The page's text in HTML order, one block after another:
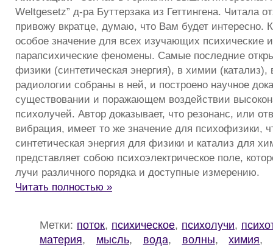
Wеltgеsеtz” д-ра Буттерзака из Геттингена. Читала
привожу вкратце, думаю, что Вам будет интересно.
особое значение для всех изучающих психические и
парапсихические феномены. Самые последние
физики (синтетическая энергия), в химии (катализ),
радиологии собраны в ней, и построено научное
существовании и поражающем воздействии
психолучей. Автор доказывает, что резонанс, или
вибрация, имеет то же значение для психофизики,
синтетическая энергия для физики и катализ для
представляет собою психоэлектрическое поле,
лучи различного порядка и доступные измерению.
Читать полностью »
Метки: поток, психическое, психолучи,
материя, мысль, вода, волны,химия